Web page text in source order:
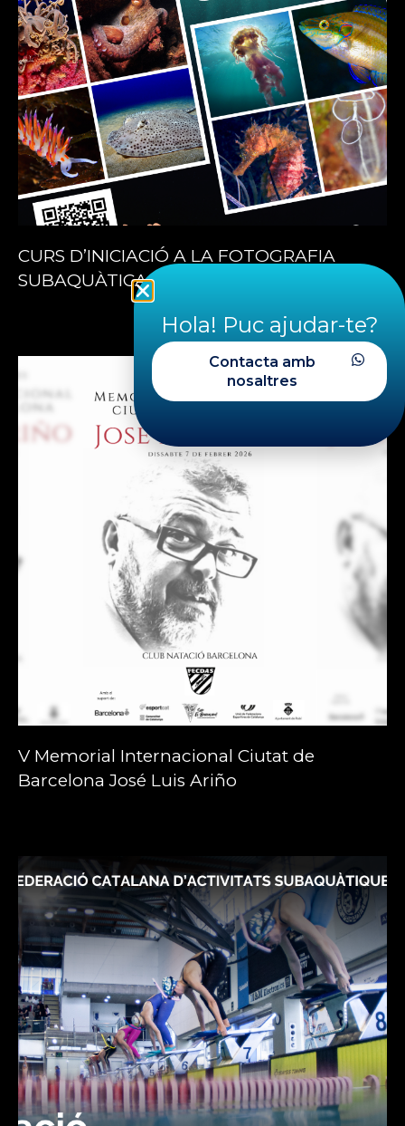
CURS D’INICIACIÓ A LA FOTOGRAFIA
SUBAQUÀTICA – 18 i 19 de juliol 2026
V Memorial Internacional Ciutat de
Barcelona José Luis Ariño
Hola! Puc ajudar-te?
Contacta amb
nosaltres